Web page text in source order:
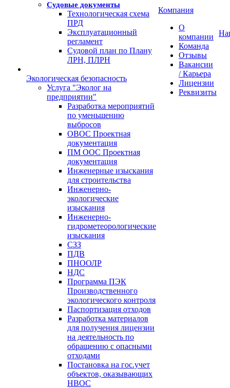
Судовые документы
Технологическая схема
ПРД
Эксплуатационный
регламент
Судовой план по Плану
ЛРН, ПЛРН
Экологическая безопасность
Услуга "Эколог на
предприятии"
Разработка мероприятий
по уменьшению
выбросов
ОВОС Проектная
документация
ПМ ООС Проектная
документация
Инженерные изыскания
для строительства
Инженерно-
экологические
изыскания
Инженерно-
гидрометеорологические
изыскания
СЗЗ
ПДВ
ПНООЛР
НДС
Программа ПЭК
Производственного
экологического контроля
Паспортизация отходов
Разработка материалов
для получения лицензии
на деятельность по
обращению с опасными
отходами
Постановка на гос.учет
объектов, оказывающих
НВОС
Компания
О
компании
Команда
Отзывы
Вакансии
/ Карьера
Лицензии
Реквизиты